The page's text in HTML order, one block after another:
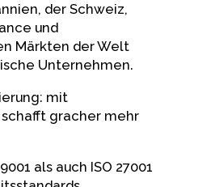
der Schweiz,
und
Märkten der Welt
Unternehmen.
mit
gracher mehr
als auch ISO 27001